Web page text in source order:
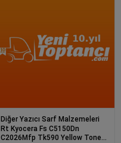
Diğer Yazıcı Sarf Malzemeleri
Rt Kyocera Fs C5150Dn
C2026Mfp Tk590 Yellow Toner